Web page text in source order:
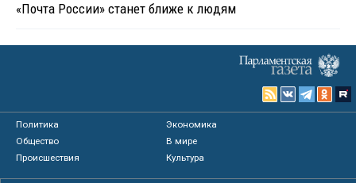
«Почта России» станет ближе к людям
Политика
Экономика
Общество
В мире
Происшествия
Культура